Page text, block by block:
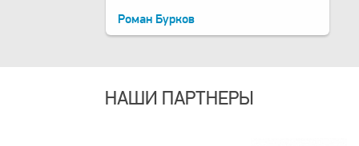
Роман Бурков
НАШИ ПАРТНЕРЫ